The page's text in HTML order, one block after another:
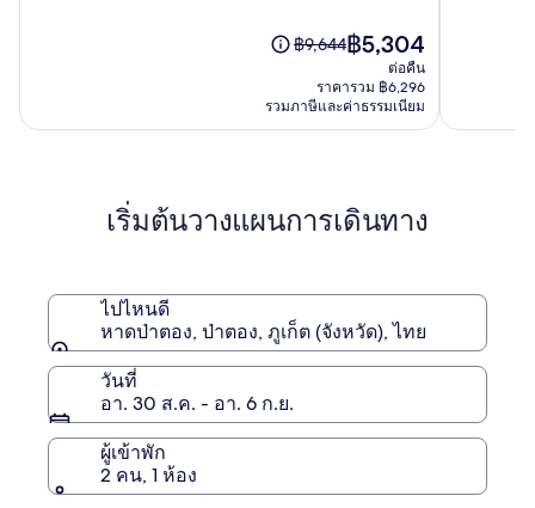
ราคา
฿9,644
ดู
เกี่ยว
กับ
฿9,644ราคา
ปัจจุบัน
คือ
฿5,304
฿5,304
ต่อคืน
ราคารวม ฿6,296
รวมภาษีและค่าธรรมเนียม
ตอง
เริ่มต้นวางแผนการเดินทาง
ไปไหนดี
หาดป่าตอง, ป่าตอง, ภูเก็ต (จังหวัด), ไทย
วันที่
อา. 30 ส.ค. - อา. 6 ก.ย.
ผู้เข้าพัก
2 คน, 1 ห้อง